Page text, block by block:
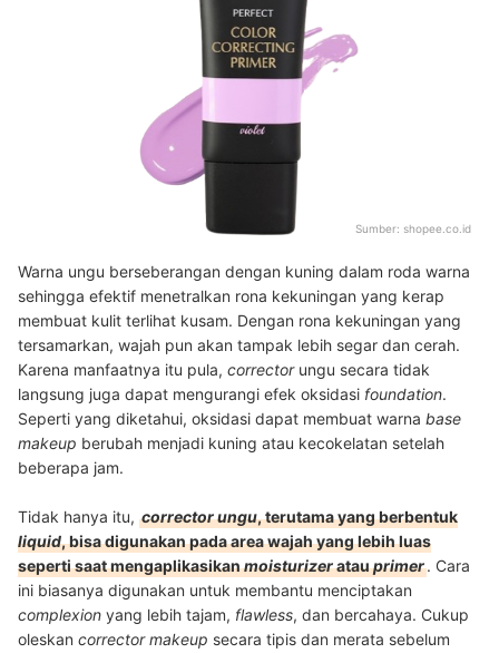
Sumber: shopee.co.id
Warna ungu berseberangan dengan kuning dalam roda warna
sehingga efektif menetralkan rona kekuningan yang kerap
membuat kulit terlihat kusam. Dengan rona kekuningan yang
tersamarkan, wajah pun akan tampak lebih segar dan cerah.
Karena manfaatnya itu pula, correctorungu secara tidak
langsung juga dapat mengurangi efek oksidasi foundation.
Seperti yang diketahui, oksidasi dapat membuat warna base
makeup berubah menjadi kuning atau kecokelatan setelah
beberapa jam.
Tidak hanya itu, corrector ungu, terutama yang berbentuk
liquid, bisa digunakan pada area wajah yang lebih luas
seperti saat mengaplikasikanmoisturizeratauprimer. Cara
ini biasanya digunakan untuk membantu menciptakan
complexion yang lebih tajam, flawless, dan bercahaya. Cukup
oleskan corrector makeup secara tipis dan merata sebelum